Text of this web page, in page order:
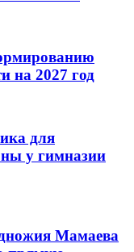
на 2027 год
для
у гимназии
Мамаева